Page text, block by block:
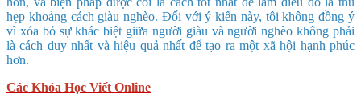
hẹp khoảng cách giàu nghèo. Đối với ý kiến ​​này, tôi không đồng ý
vì xóa bỏ sự khác biệt giữa người giàu và người nghèo không phải
là cách duy nhất và hiệu quả nhất để tạo ra một xã hội hạnh phúc
hơn.
Các Khóa Học Viết Online